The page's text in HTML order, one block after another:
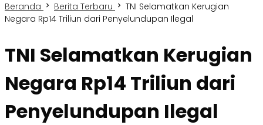
Beranda Berita Terbaru
TNI Selamatkan Kerugian
Negara Rp14 Triliun dari Penyelundupan Ilegal
TNI Selamatkan Kerugian
Negara Rp14 Triliun dari
Penyelundupan Ilegal